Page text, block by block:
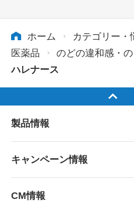
ホーム
カテゴリー・
医薬品
のどの違和感・
ハレナース
製品情報
キャンペーン情報
CM情報